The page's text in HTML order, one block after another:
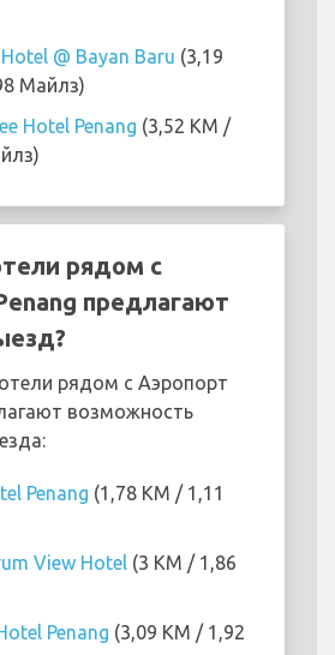
@ Bayan Baru (3,19
Майлз)
Hotel Penang (3,52 KM /
рядом с
предлагают
рядом с Аэропорт
возможность
Penang (1,78 KM / 1,11
View Hotel (3 KM / 1,86
Penang (3,09 KM / 1,92